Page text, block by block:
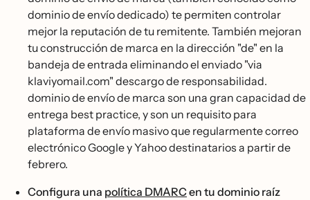
dominio de envío dedicado) te permiten controlar
mejor la reputación de tu remitente. También mejoran
tu construcción de marca en la dirección "de" en la
bandeja de entrada eliminando el enviado "via
klaviyomail.com" descargo de responsabilidad.
dominio de envío de marca son una gran capacidad de
entrega best practice, y son un requisito para
plataforma de envío masivo que regularmente correo
electrónico Google y Yahoo destinatarios a partir de
febrero.
Configura una política DMARCen tu dominio raíz